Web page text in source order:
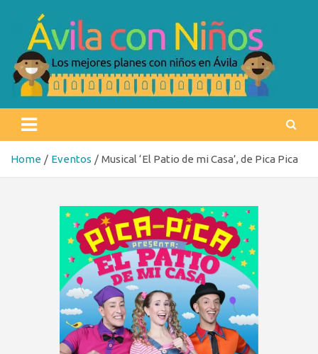
content
Ávila con niños
Home Eventos Musical ‘El Patio de mi Casa’, de Pica Pica